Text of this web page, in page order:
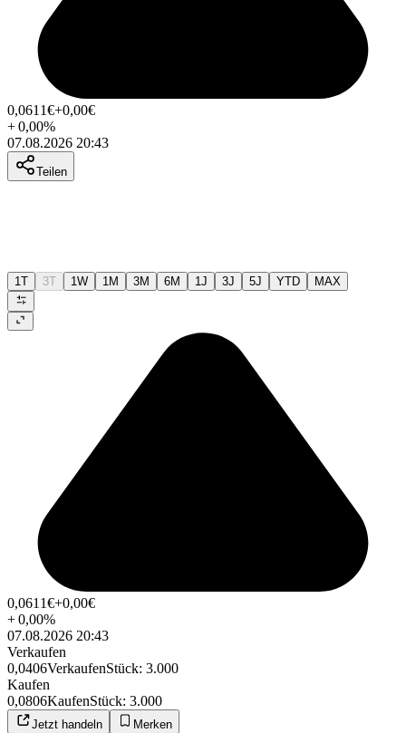
0,0611€+0,00€
+0,00%
07.08.2026 20:43
Teilen
1T 3T 1W 1M 3M 6M 1J 3J 5J YTD MAX
0,0611€+0,00€
+0,00%
07.08.2026 20:43
Verkaufen
0,0406VerkaufenStück: 3.000
Kaufen
0,0806KaufenStück: 3.000
Jetzt handeln Merken